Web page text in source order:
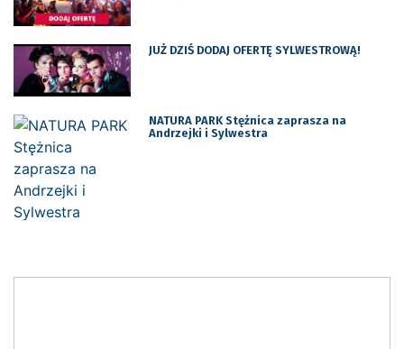
JUŻ DZIŚ DODAJ OFERTĘ SYLWESTROWĄ!
NATURA PARK Stężnica zaprasza na
Andrzejki i Sylwestra